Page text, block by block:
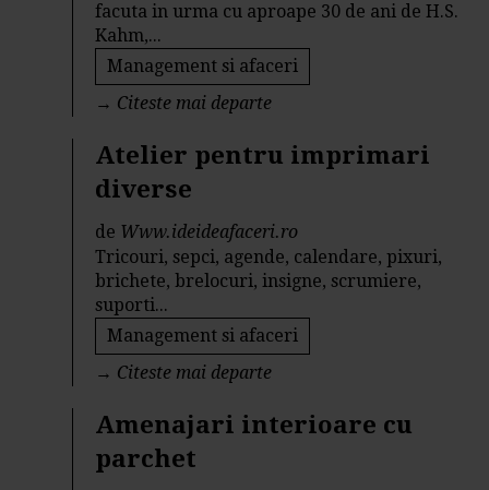
facuta in urma cu aproape 30 de ani de H.S.
Kahm,...
Management si afaceri
→ Citeste mai departe
Atelier pentru imprimari
diverse
de Www.ideideafaceri.ro
Tricouri, sepci, agende, calendare, pixuri,
brichete, brelocuri, insigne, scrumiere,
suporti...
Management si afaceri
→ Citeste mai departe
Amenajari interioare cu
parchet